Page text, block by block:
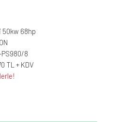
50kw 68hp
PS980/8
TL + KDV